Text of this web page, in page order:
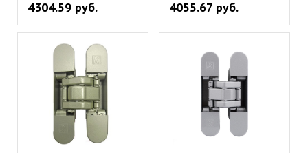
4304.59 руб. 4055.67 руб.